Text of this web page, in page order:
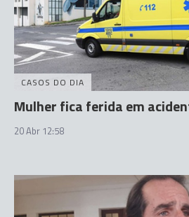
CASOS DO DIA
Mulher fica ferida em
20 Abr 12:58